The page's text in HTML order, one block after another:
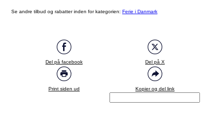
Se andre tilbud og rabatter inden for kategorien: Ferie i Danmark
Del på facebook Del på X
Print siden ud Kopier og del link